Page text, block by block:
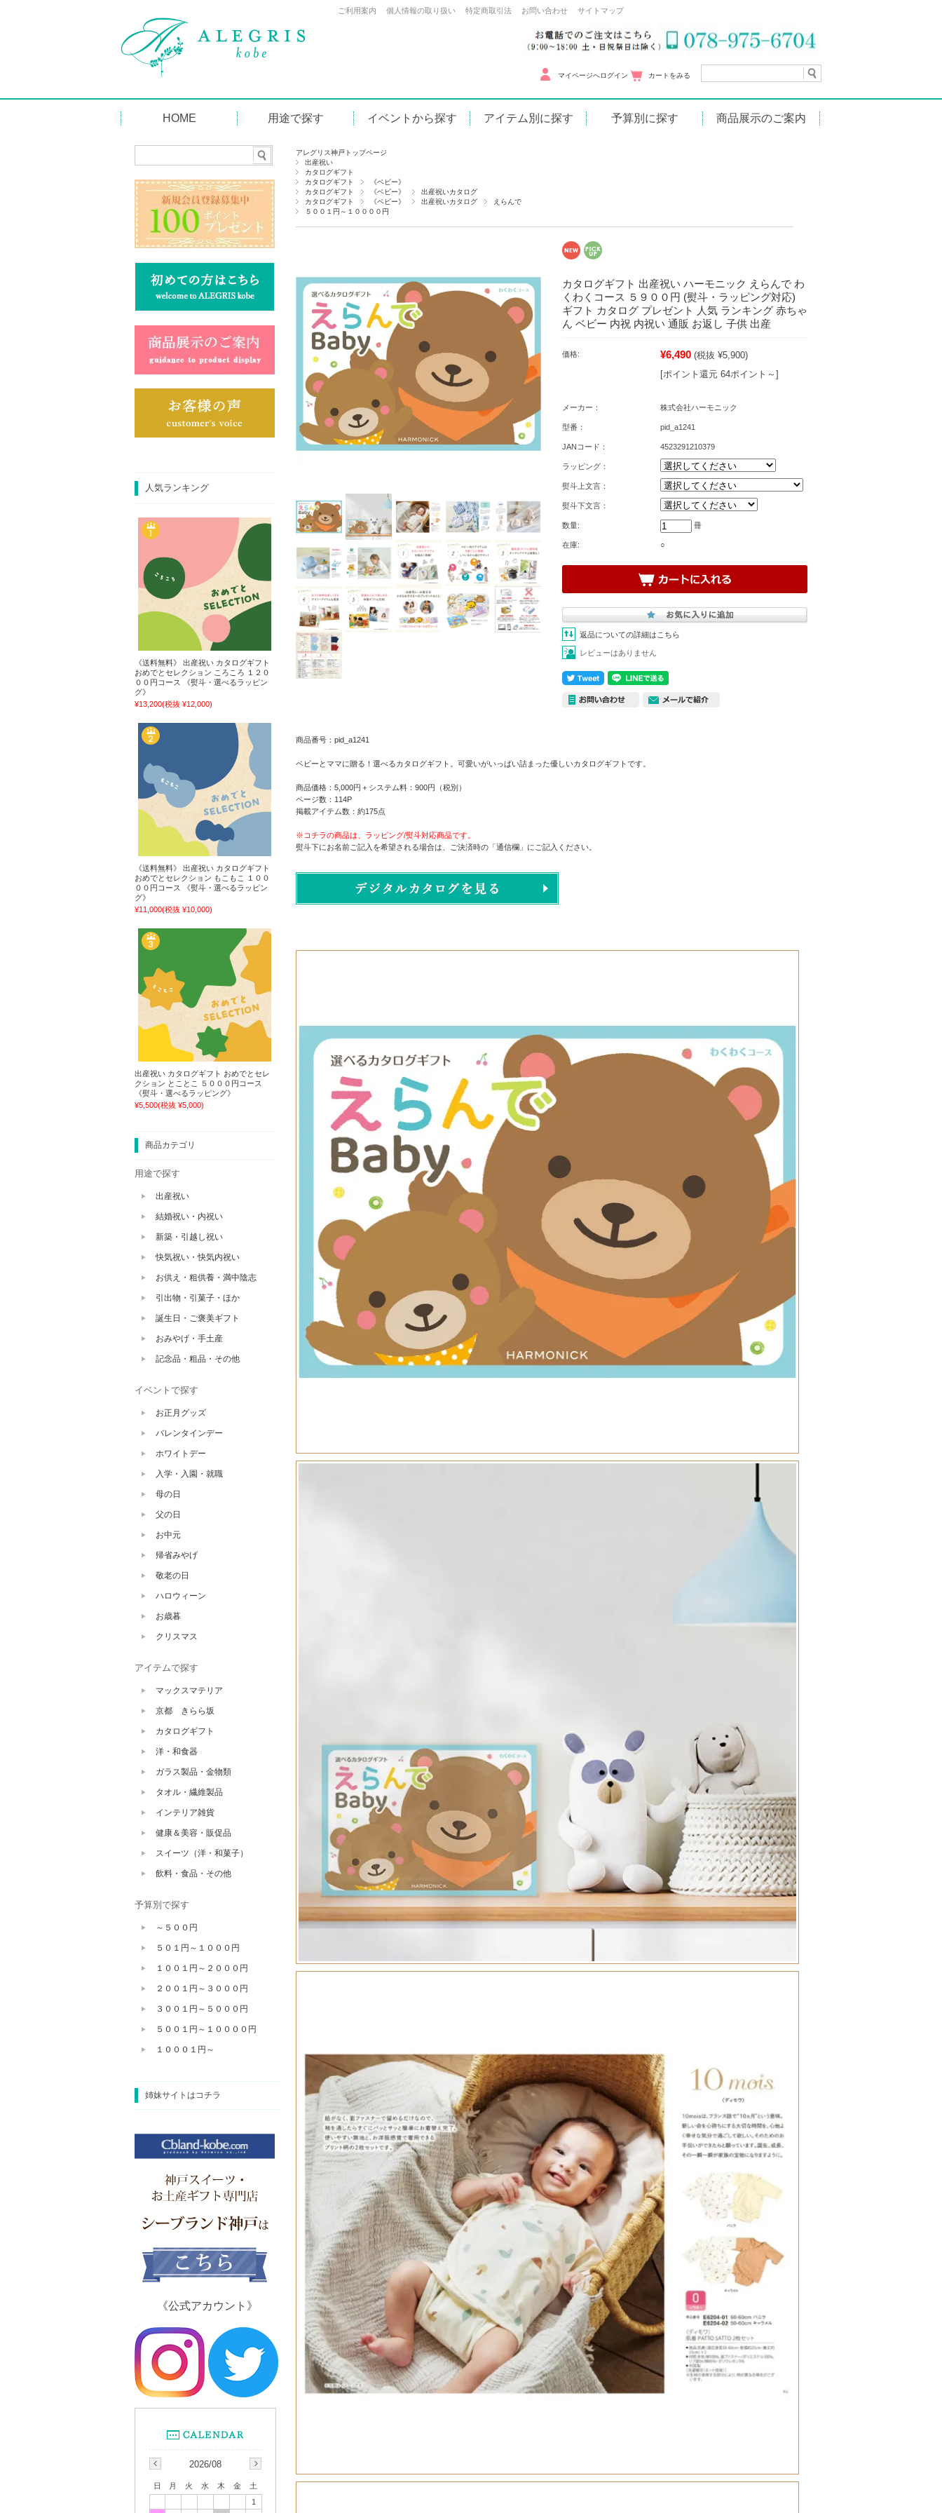
ご利用案内 個人情報の取り扱い 特定商取引法 お問い合わせ サイトマップ
マイページへログイン カートをみる
HOME
用途で探す
志
イベントから探す
アイテム別に探す
予算別に探す
商品展示のご案内
アレグリス神戸トップページ
出産祝い
カタログギフト
カタログギフト
《ベビー》
カタログギフト
《ベビー》
出産祝いカタログ
カタログギフト
《ベビー》 出産祝いカタログ
えらんで
５００１円～１００００円
カタログギフト 出産祝い ハーモニック えらんで わ
くわくコース ５９００円 (熨斗・ラッピング対応)
ギフト カタログ プレゼント 人気 ランキング 赤ちゃ
ん ベビー 内祝 内祝い 通販 お返し 子供 出産
価格: ¥6,490 (税抜 ¥5,900)
[ポイント還元 64ポイント～]
メーカー： 株式会社ハーモニック
型番： pid_a1241
JANコード： 4523291210379
ラッピング：
熨斗上文言：
熨斗下文言：
数量: 冊
在庫: ○
返品についての詳細はこちら
レビューはありません
商品番号：pid_a1241
ベビーとママに贈る！選べるカタログギフト。可愛いがいっぱい詰まった優しいカタログギフトです。
商品価格：5,000円＋システム料：900円（税別）
ページ数：114P
掲載アイテム数：約175点
※コチラの商品は、ラッピング/熨斗対応商品です。
熨斗下にお名前ご記入を希望される場合は、ご決済時の「通信欄」にご記入ください。
人気ランキング
《送料無料》 出産祝い カタログギフト
おめでとセレクション ころころ １２０
００円コース 《熨斗・選べるラッピン
グ》
¥13,200(税抜 ¥12,000)
《送料無料》 出産祝い カタログギフト
おめでとセレクション もこもこ １００
００円コース 《熨斗・選べるラッピン
グ》
¥11,000(税抜 ¥10,000)
出産祝い カタログギフト おめでとセレ
クション とことこ ５０００円コース
《熨斗・選べるラッピング》
¥5,500(税抜 ¥5,000)
商品カテゴリ
用途で探す
出産祝い
結婚祝い・内祝い
新築・引越し祝い
快気祝い・快気内祝い
お供え・粗供養・満中陰志
引出物・引菓子・ほか
誕生日・ご褒美ギフト
おみやげ・手土産
記念品・粗品・その他
イベントで探す
お正月グッズ
バレンタインデー
ホワイトデー
入学・入園・就職
母の日
父の日
お中元
帰省みやげ
敬老の日
ハロウィーン
お歳暮
クリスマス
アイテムで探す
マックスマテリア
京都 きらら坂
カタログギフト
洋・和食器
ガラス製品・金物類
タオル・繊維製品
インテリア雑貨
健康＆美容・販促品
スイーツ（洋・和菓子）
飲料・食品・その他
予算別で探す
～５００円
５０１円～１０００円
１００１円～２０００円
２００１円～３０００円
３００１円～５０００円
５００１円～１００００円
１０００１円～
姉妹サイトはコチラ
《公式アカウント》
2026/08
日 月 火 水 木 金
土
1